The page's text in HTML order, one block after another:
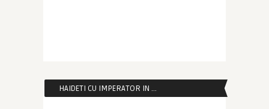
HAIDETI CU IMPERATOR IN …